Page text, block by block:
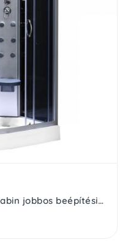
Aria hidromasszázs zuhanykabin jobbos beépítési oldallal